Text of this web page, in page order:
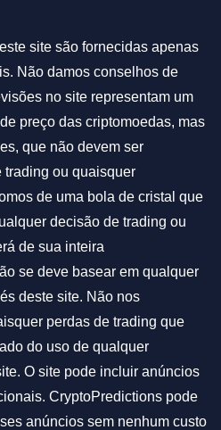
site são fornecidas apenas
Não damos conselhos de
no site representam um
preço das criptomoedas, mas
que não devem ser
trading ou quaisquer
de uma bola de cristal que
decisão de trading ou
de sua inteira
se deve basear em qualquer
deste site. Não nos
perdas de trading que
do uso de qualquer
O site pode incluir anúncios
CryptoPredictions pode
anúncios sem nenhum custo